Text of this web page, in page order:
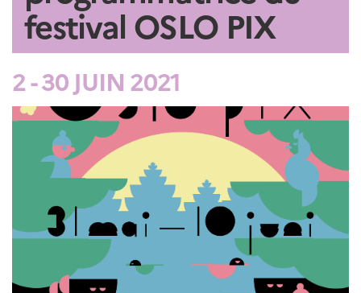
Septentrionales
ÉDUCATION ET
FRANÇAISE
français en
France
langue
française
Francophonie
Visite de classes
Coopération
festival OSLO PIX
2 - 30 JUIN 2021